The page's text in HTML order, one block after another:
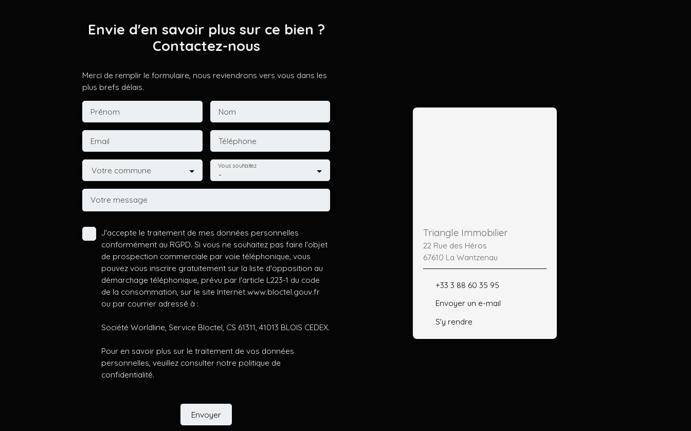
Envie d'en savoir plus sur ce bien ?
Contactez-nous
Merci de remplir le formulaire, nous reviendrons vers vous dans les
plus brefs délais.
Prénom Nom
Email Téléphone
Votre commune -
Vous souhaitez
Votre message
J'accepte le traitement de mes données personnelles
conformément au RGPD. Si vous ne souhaitez pas faire l'objet
de prospection commerciale par voie téléphonique, vous
pouvez vous inscrire gratuitement sur la liste d'opposition au
démarchage téléphonique, prévu par l'article L223-1 du code
de la consommation, sur le site Internet www.bloctel.gouv.fr
ou par courrier adressé à :
Société Worldline, Service Bloctel, CS 61311, 41013 BLOIS CEDEX.
Pour en savoir plus sur le traitement de vos données
personnelles, veuillez consulter notre politique de
confidentialité.
Envoyer
Triangle Immobilier
22 Rue des Héros
67610 La Wantzenau
+33 3 88 60 35 95
Envoyer un e-mail
S'y rendre